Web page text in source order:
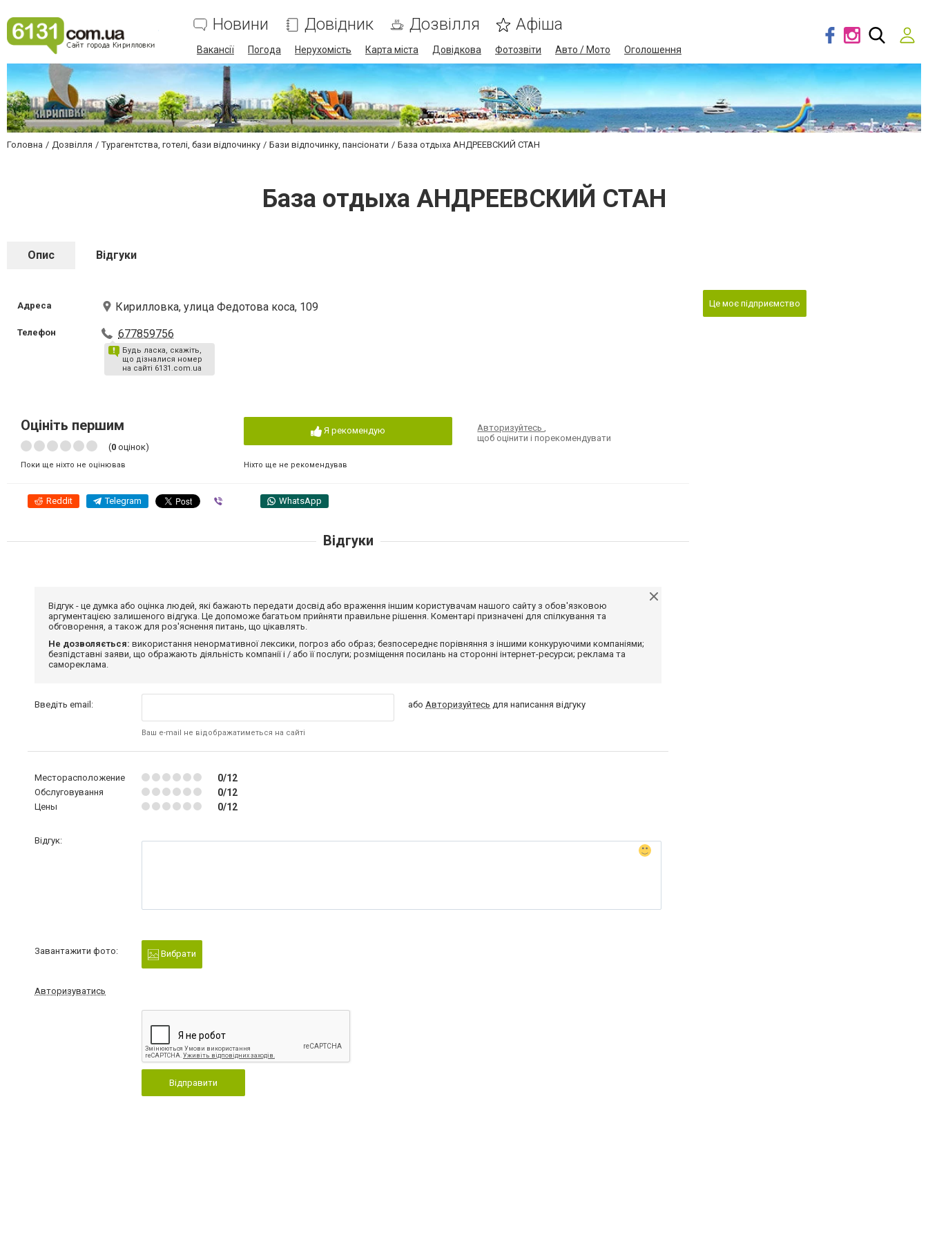
Новини Довідник Дозвілля Афіша
Вакансії Погода Нерухомість Карта міста Довідкова Фотозвіти Авто / Мото Оголошення
Головна Дозвілля Турагентства, готелі, бази відпочинку Бази відпочинку, пансіонати База отдыха АНДРЕЕВСКИЙ СТАН
База отдыха АНДРЕЕВСКИЙ СТАН
Опис Відгуки
Адреса Кирилловка, улица Федотова коса, 109
Телефон 677859756
Будь ласка, скажіть,
що дізналися номер
на сайті 6131.com.ua
Оцініть першим
(0 оцінок)
Поки ще ніхто не оцінював
Я рекомендую
Ніхто ще не рекомендував
Авторизуйтесь,
щоб оцінити і порекомендувати
Reddit Telegram WhatsApp
Це моє підприємство
Відгуки
Відгук - це думка або оцінка людей, які бажають передати досвід або враження іншим користувачам нашого сайту з обов'язковою
аргументацією залишеного відгука. Це допоможе багатьом прийняти правильне рішення. Коментарі призначені для спілкування та
обговорення, а також для роз'яснення питань, що цікавлять.
Не дозволяється: використання ненормативної лексики, погроз або образ; безпосереднє порівняння з іншими конкуруючими компаніями;
безпідставні заяви, що ображають діяльність компанії і / або її послуги; розміщення посилань на сторонні інтернет-ресурси; реклама та
самореклама.
Введіть email:
Ваш e-mail не відображатиметься на сайті
абоАвторизуйтесь для написання відгуку
Месторасположение 0/12
Обслуговування 0/12
Цены 0/12
Відгук:
Завантажити фото: Вибрати
Авторизуватись
Відправити